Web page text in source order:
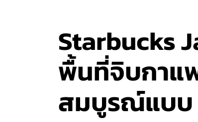
Starbucks
พื้นที่จิบกาแ
สมบูรณ์แบบ